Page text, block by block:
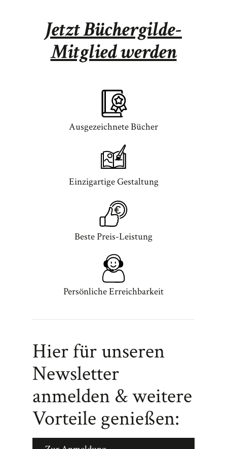
Jetzt Büchergilde-
Mitglied werden
Ausgezeichnete Bücher
Einzigartige Gestaltung
Beste Preis-Leistung
Persönliche Erreichbarkeit
Hier für unseren
Newsletter
anmelden & weitere
Vorteile genießen: